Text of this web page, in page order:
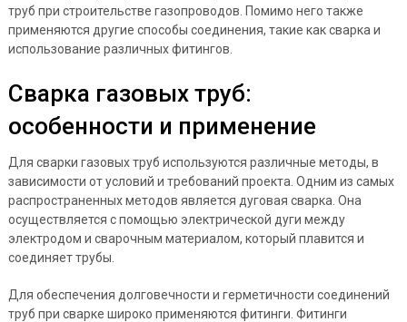
труб при строительстве газопроводов. Помимо него также
применяются другие способы соединения, такие как сварка и
использование различных фитингов.
Сварка газовых труб:
особенности и применение
Для сварки газовых труб используются различные методы, в
зависимости от условий и требований проекта. Одним из самых
распространенных методов является дуговая сварка. Она
осуществляется с помощью электрической дуги между
электродом и сварочным материалом, который плавится и
соединяет трубы.
Для обеспечения долговечности и герметичности соединений
труб при сварке широко применяются фитинги. Фитинги